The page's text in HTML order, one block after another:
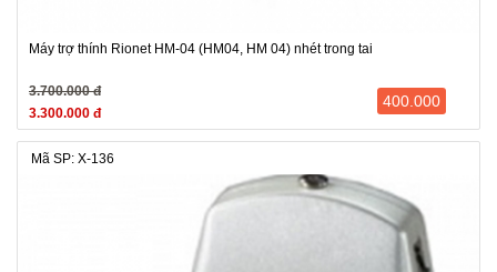
Máy trợ thính Rionet HM-04 (HM04, HM 04) nhét trong tai
3.700.000 đ
3.300.000 đ
400.000
Mã SP: X-136